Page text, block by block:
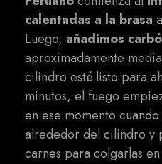
calentadas a la brasa
Luego, añadimos
aproximadamente
cilindro esté listo para
minutos, el fuego
en ese momento
alrededor del cilindro y
carnes para colgarlas